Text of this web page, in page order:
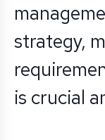
strategy,
is crucial